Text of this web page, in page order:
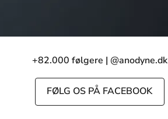
+82.000 følgere | @anodyne.dk
FØLG OS PÅ FACEBOOK